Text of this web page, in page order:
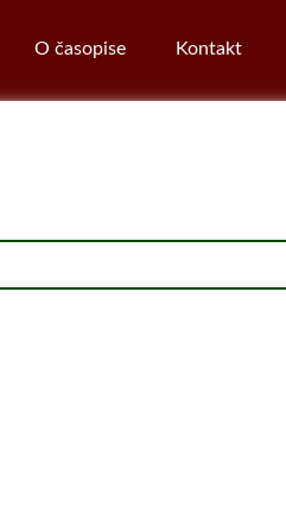
O časopise Kontakt